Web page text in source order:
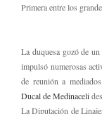
Primera entre los
La duquesa gozó de
impulsó numerosas
de reunión a
Ducal de Medinaceli
La Diputación de